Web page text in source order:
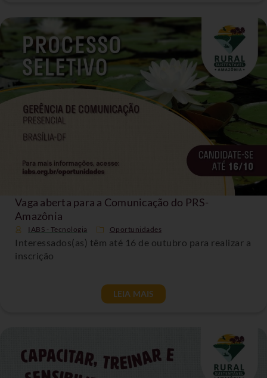
Vaga aberta para a Comunicação do PRS-
Amazônia
IABS - Tecnologia Oportunidades
Interessados(as) têm até 16 de outubro para realizar a
inscrição
LEIA MAIS